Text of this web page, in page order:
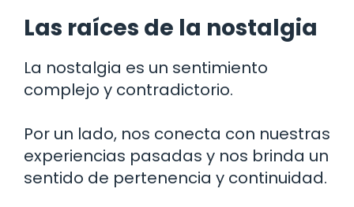
Las raíces de la nostalgia
La nostalgia es un sentimiento
complejo y contradictorio.
Por un lado, nos conecta con nuestras
experiencias pasadas y nos brinda un
sentido de pertenencia y continuidad.